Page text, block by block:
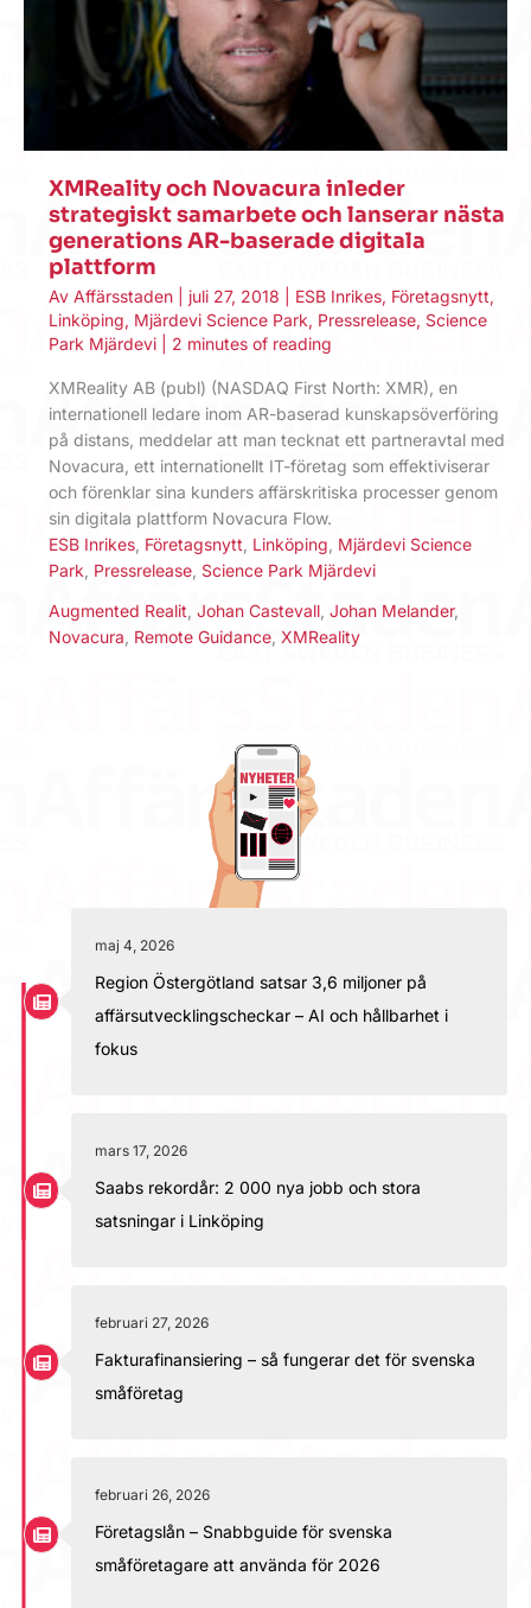
XMReality och Novacura inleder
strategiskt samarbete och lanserar nästa
generations AR-baserade digitala
plattform
Av Affärsstaden juli 27, 2018 ESB Inrikes, Företagsnytt,
Linköping, Mjärdevi Science Park, Pressrelease, Science
Park Mjärdevi
2 minutes of reading
XMReality AB (publ) (NASDAQ First North: XMR), en
internationell ledare inom AR-baserad kunskapsöverföring
på distans, meddelar att man tecknat ett partneravtal med
Novacura, ett internationellt IT-företag som effektiviserar
och förenklar sina kunders affärskritiska processer genom
sin digitala plattform Novacura Flow.
ESB Inrikes Företagsnytt Linköping Mjärdevi Science
Park Pressrelease Science Park Mjärdevi
Augmented Realit Johan Castevall Johan Melander,
Novacura Remote Guidance XMReality
maj 4, 2026
Region Östergötland satsar 3,6 miljoner på
affärsutvecklingscheckar – AI och hållbarhet i
fokus
mars 17, 2026
Saabs rekordår: 2 000 nya jobb och stora
satsningar i Linköping
februari 27, 2026
Fakturafinansiering – så fungerar det för svenska
småföretag
februari 26, 2026
Företagslån – Snabbguide för svenska
småföretagare att använda för 2026